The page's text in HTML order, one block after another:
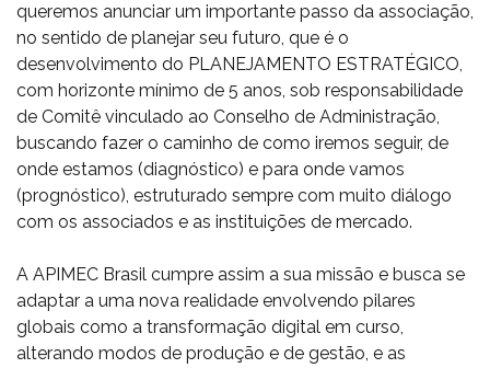
queremos anunciar um importante passo da associação,
no sentido de planejar seu futuro, que é o
desenvolvimento do PLANEJAMENTO ESTRATÉGICO,
com horizonte mínimo de 5 anos, sob responsabilidade
de Comitê vinculado ao Conselho de Administração,
buscando fazer o caminho de como iremos seguir, de
onde estamos (diagnóstico) e para onde vamos
(prognóstico), estruturado sempre com muito diálogo
com os associados e as instituições de mercado.
A APIMEC Brasil cumpre assim a sua missão e busca se
adaptar a uma nova realidade envolvendo pilares
globais como a transformação digital em curso,
alterando modos de produção e de gestão, e as